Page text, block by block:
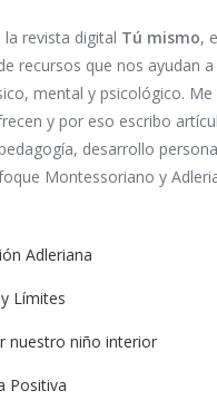
revista digital Tú mismo,
recursos que nos ayudan
mental y psicológico.
y por eso escribo
desarrollo
Montessoriano y
Adleriana
Límites
nuestro niño interior
Positiva